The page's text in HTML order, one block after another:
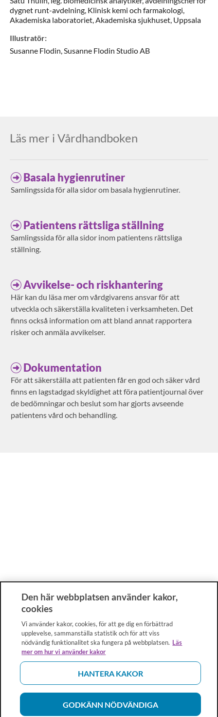
dygnet runt-avdelning, Klinisk kemi och farmakologi,
Akademiska laboratoriet, Akademiska sjukhuset, Uppsala
Illustratör:
Susanne Flodin,Susanne Flodin Studio AB
Läs mer i Vårdhandboken
Basala hygienrutiner
Samlingssida för alla sidor om basala hygienrutiner.
Patientens rättsliga ställning
Samlingssida för alla sidor inom patientens rättsliga
ställning.
Avvikelse- och riskhantering
Här kan du läsa mer om vårdgivarens ansvar för att
utveckla och säkerställa kvaliteten i verksamheten. Det
finns också information om att bland annat rapportera
risker och anmäla avvikelser.
Dokumentation
För att säkerställa att patienten får en god och säker vård
finns en lagstadgad skyldighet att föra patientjournal över
de bedömningar och beslut som har gjorts avseende
patientens vård och behandling.
Den här webbplatsen använder kakor,
cookies
Vi använder kakor, cookies, för att ge dig en förbättrad
upplevelse, sammanställa statistik och för att viss
nödvändig funktionalitet ska fungera på webbplatsen. Läs
mer om hur vi använder kakor
HANTERA KAKOR
GODKÄNN NÖDVÄNDIGA